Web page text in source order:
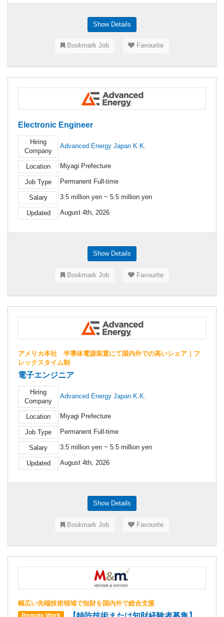
Show Details
Bookmark Job Favourite
Electronic Engineer
Hiring
Company
Advanced Energy Japan K.K.
Location Miyagi Prefecture
Job Type Permanent Full-time
Salary 3.5 million yen ~ 5.5 million yen
Updated August 4th, 2026
Show Details
Bookmark Job Favourite
アメリカ本社 半導体電源装置にて国内外での高いシェア｜フ
レックスタイム制
電子エンジニア
Hiring
Company
Advanced Energy Japan K.K.
Location Miyagi Prefecture
Job Type Permanent Full-time
Salary 3.5 million yen ~ 5.5 million yen
Updated August 4th, 2026
Show Details
Bookmark Job Favourite
幅広い先端技術領域で知財を国内外で総合支援
Remote Work